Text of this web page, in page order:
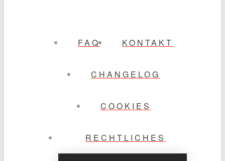
FAQ KONTAKT
CHANGELOG
COOKIES
RECHTLICHES